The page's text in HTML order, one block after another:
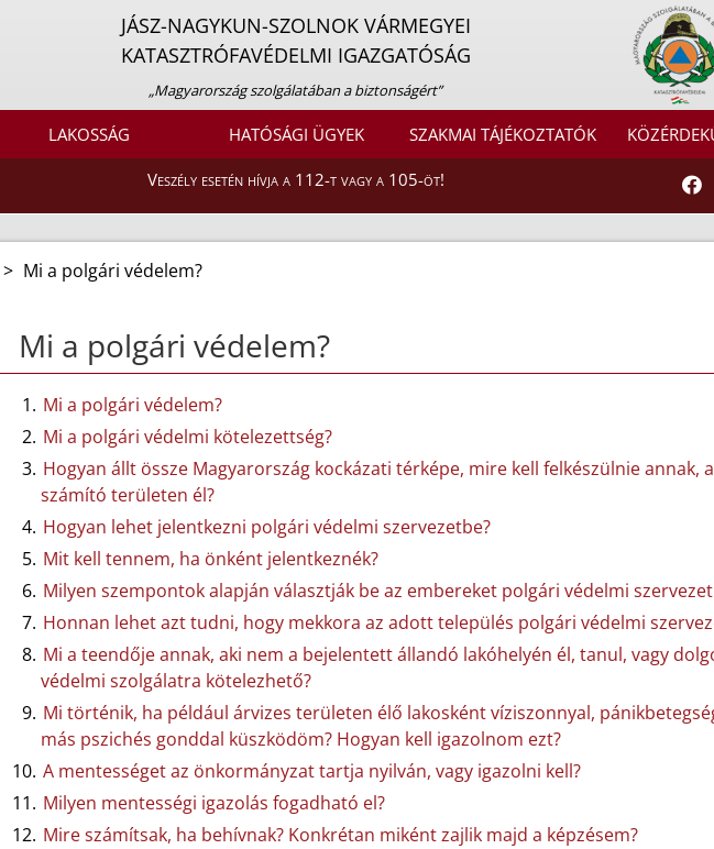
JÁSZ-NAGYKUN-SZOLNOK VÁRMEGYEI
KATASZTRÓFAVÉDELMI IGAZGATÓSÁG
„Magyarország szolgálatában a biztonságért”
LAKOSSÁG HATÓSÁGI ÜGYEK SZAKMAI TÁJÉKOZTATÓK
Veszély esetén hívja a 112-t vagy a 105-öt!
> Mi a polgári védelem?
Mi a polgári védelem?
Mi a polgári védelem?
Mi a polgári védelmi kötelezettség?
Hogyan állt össze Magyarország kockázati térképe, mire kell felkészülnie annak,
számító területen él?
Hogyan lehet jelentkezni polgári védelmi szervezetbe?
Mit kell tennem, ha önként jelentkeznék?
Milyen szempontok alapján választják be az embereket polgári védelmi
Honnan lehet azt tudni, hogy mekkora az adott település polgári védelmi
Mi a teendője annak, aki nem a bejelentett állandó lakóhelyén él, tanul, vagy
védelmi szolgálatra kötelezhető?
Mi történik, ha például árvizes területen élő lakosként víziszonnyal,
más pszichés gonddal küszködöm? Hogyan kell igazolnom ezt?
A mentességet az önkormányzat tartja nyilván, vagy igazolni kell?
Milyen mentességi igazolás fogadható el?
Mire számítsak, ha behívnak? Konkrétan miként zajlik majd a képzésem?